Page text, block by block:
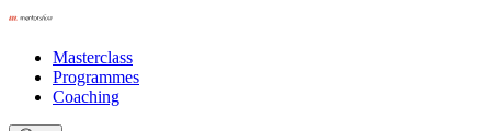
Masterclass
Programmes
Coaching